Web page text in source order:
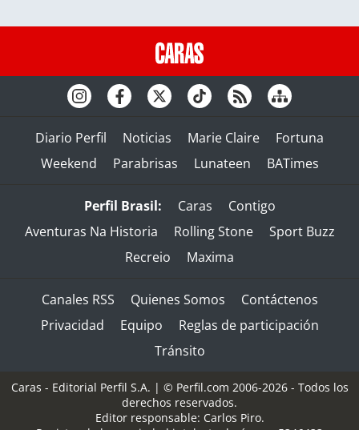
Diario Perfil Noticias Marie Claire
Fortuna
Weekend
Parabrisas Lunateen BATimes
Perfil Brasil: Caras
Contigo
Aventuras Na Historia
Rolling Stone
Sport Buzz
Recreio
Maxima
Canales RSS Quienes Somos
Contáctenos
Privacidad
Equipo
Reglas de participación
Tránsito
Caras - Editorial Perfil S.A. | © Perfil.com 2006-2026 - Todos los
derechos reservados.
Editor responsable: Carlos Piro.